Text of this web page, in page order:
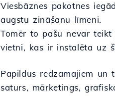
Viesbāznes pakotnes
augstu zināšanu līmeni.
Tomēr to pašu nevar
vietni, kas ir instalēta uz
Papildus redzamajiem un
saturs, mārketings,